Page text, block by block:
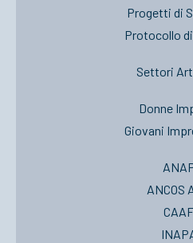
Progetti di
Protocollo
Settori
Donne
Giovani
ANCOS
CAAF